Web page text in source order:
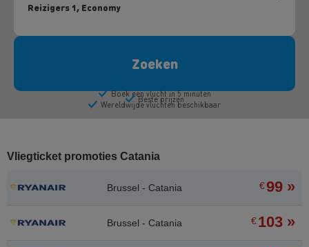
Vliegticket promoties Catania
Brussel - Catania €99 »
Brussel - Catania €103 »